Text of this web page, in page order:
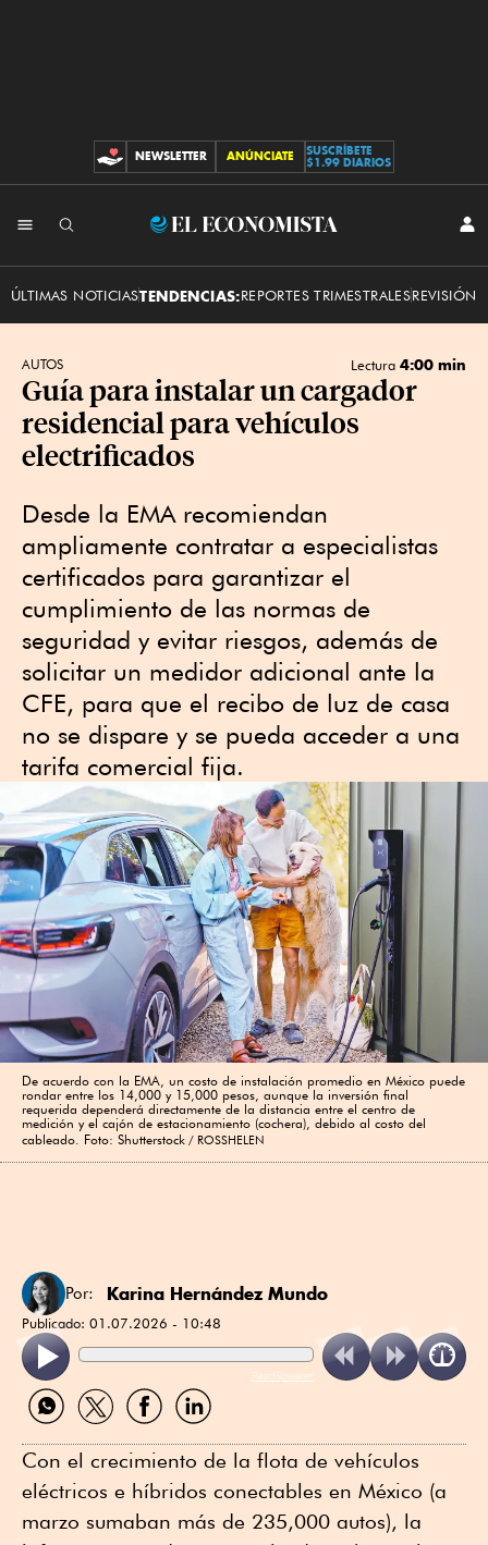
CONTRIBUCIONES
NEWSLETTER ANÚNCIATE
SUSCRÍBETE
$1.99 DIARIOS
El
ÚLTIMAS NOTICIASTENDENCIAS:REPORTES TRIMESTRALESREVISIÓN
AUTOS Lectura 4:00 min
Guía para instalar un cargador
residencial para vehículos
electrificados
Desde la EMA recomiendan
ampliamente contratar a especialistas
certificados para garantizar el
cumplimiento de las normas de
seguridad y evitar riesgos, además de
solicitar un medidor adicional ante la
CFE, para que el recibo de luz de casa
no se dispare y se pueda acceder a una
tarifa comercial fija.
De acuerdo con la EMA, un costo de instalación promedio en México puede
rondar entre los 14,000 y 15,000 pesos, aunque la inversión final
requerida dependerá directamente de la distancia entre el centro de
medición y el cajón de estacionamiento (cochera), debido al costo del
cableado. Foto: Shutterstock
ROSSHELEN
Por: Karina Hernández Mundo
Publicado: 01.07.2026 - 10:48
ReadSpeaker
Compartir
por
Compartir
por
Compartir
por
Compartir
por
Con el crecimiento de la flota de vehículos
eléctricos e híbridos conectables en México (a
marzo sumaban más de 235,000 autos), la